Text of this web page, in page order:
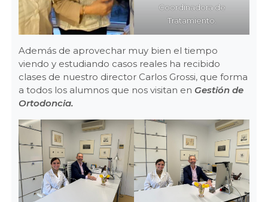
Coordinadora de
Tratamiento.
Además de aprovechar muy bien el tiempo
viendo y estudiando casos reales ha recibido
clases de nuestro director Carlos Grossi, que forma
a todos los alumnos que nos visitan en Gestión de
Ortodoncia.